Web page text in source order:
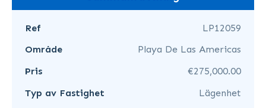
Ref
LP12059
Område
Playa De Las Americas
Pris
€275,000.00
Typ av Fastighet
Lägenhet